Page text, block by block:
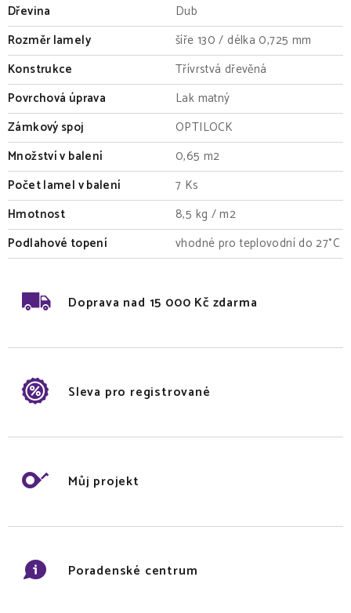
Dřevina
Dub
Rozměr lamely
šíře 130 / délka 0,725 mm
Konstrukce
Třívrstvá dřevěná
Povrchová úprava
Lak matný
Zámkový spoj
OPTILOCK
Množství v balení
0,65 m2
Počet lamel v balení
7 Ks
Hmotnost
8,5 kg / m2
Podlahové topení
vhodné pro teplovodní do 27°C
Doprava nad 15 000 Kč zdarma
Sleva pro registrované
Můj projekt
Poradenské centrum